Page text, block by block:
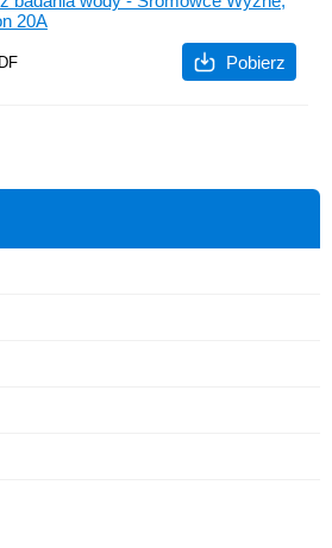
20A
Pobierz